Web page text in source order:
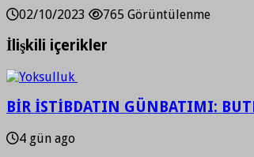
02/10/2023 765 Görüntülenme
İlişkili içerikler
BİR İSTİBDATIN GÜNBATIMI:
4 gün ago